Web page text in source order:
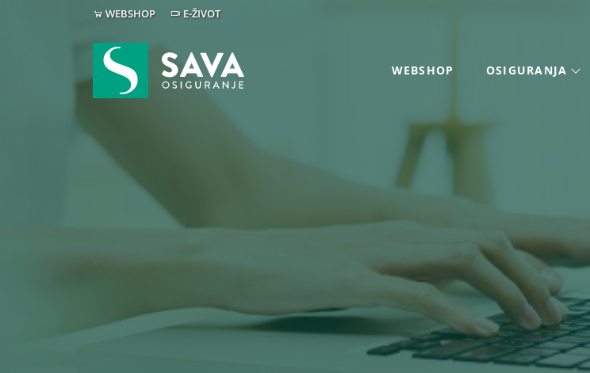
WEBSHOP E-ŽIVOT
WEBSHOP OSIGURANJA